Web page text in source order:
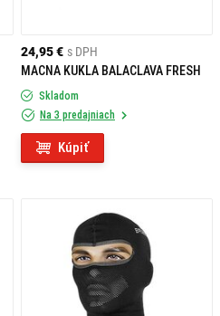
24,95 € s DPH
MACNA KUKLA BALACLAVA FRESH
Skladom
Na 3 predajniach
Kúpiť